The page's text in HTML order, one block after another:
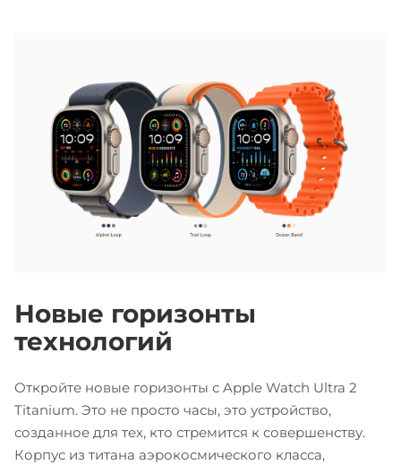
Новые горизонты
технологий
Откройте новые горизонты с Apple Watch Ultra 2
Titanium. Это не просто часы, это устройство,
созданное для тех, кто стремится к совершенству.
Корпус из титана аэрокосмического класса,